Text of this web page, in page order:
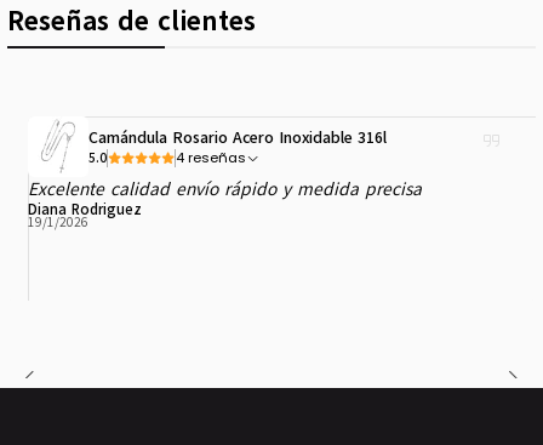
Reseñas de clientes
Camándula Rosario Acero Inoxidable 316l
5.0 4 reseñas
Excelente calidad envío rápido y medida precisa
Diana Rodriguez
19/1/2026